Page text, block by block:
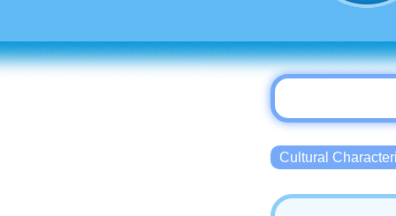
Cultural